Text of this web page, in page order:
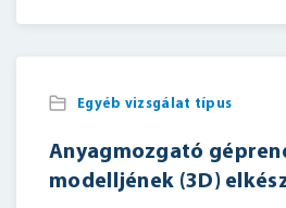
Egyéb vizsgálat típus
Anyagmozgató
modelljének (3D)